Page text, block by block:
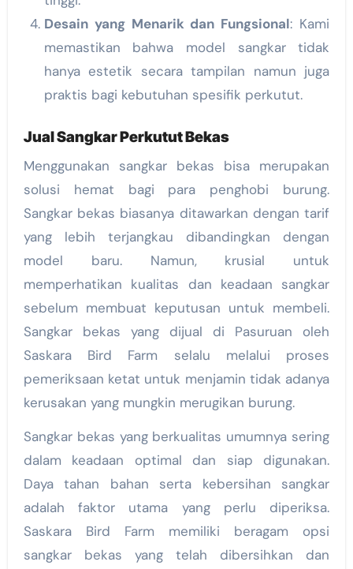
Desain yang Menarik dan Fungsional: Kami
memastikan bahwa model sangkar tidak
hanya estetik secara tampilan namun juga
praktis bagi kebutuhan spesifik perkutut.
Jual Sangkar Perkutut Bekas
Menggunakan sangkar bekas bisa merupakan
solusi hemat bagi para penghobi burung.
Sangkar bekas biasanya ditawarkan dengan tarif
yang lebih terjangkau dibandingkan dengan
model baru. Namun, krusial untuk
memperhatikan kualitas dan keadaan sangkar
sebelum membuat keputusan untuk membeli.
Sangkar bekas yang dijual di Pasuruan oleh
Saskara Bird Farm selalu melalui proses
pemeriksaan ketat untuk menjamin tidak adanya
kerusakan yang mungkin merugikan burung.
Sangkar bekas yang berkualitas umumnya sering
dalam keadaan optimal dan siap digunakan.
Daya tahan bahan serta kebersihan sangkar
adalah faktor utama yang perlu diperiksa.
Saskara Bird Farm memiliki beragam opsi
sangkar bekas yang telah dibersihkan dan